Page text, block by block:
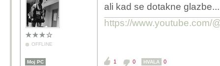
OFFLINE
ali kad se dotakne
https://www.youtube.com/
Moj PC 1 0 HVALA 0